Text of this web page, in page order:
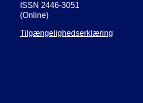
ISSN 2446-3051
(Online)
Tilgængelighedserklæring